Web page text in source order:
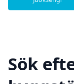
Sök